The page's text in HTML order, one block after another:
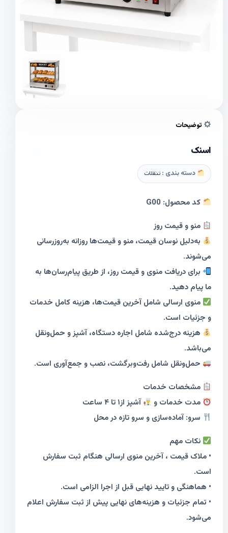
توضیحات
اسنک
دسته بندی : تنقلات
کد محصول: G00
منو و قیمت روز
به‌دلیل نوسان قیمت، منو و قیمت‌ها روزانه به‌روزرسانی
می‌شوند.
برای دریافت منوی و قیمت روز، از طریق پیام‌رسان‌ها به
ما پیام دهید.
منوی ارسالی شامل آخرین قیمت‌ها، هزینه کامل خدمات
و جزئیات است.
هزینه درج‌شده شامل اجاره دستگاه، آشپز و حمل‌ونقل
می‌باشد.
حمل‌ونقل شامل رفت‌وبرگشت، نصب و جمع‌آوری است.
مشخصات خدمات
مدت خدمات و
آشپز از۱ تا ۴ ساعت
سرو: آماده‌سازی و سرو تازه در محل
نکات مهم
• ملاک قیمت ، آخرین منوی ارسالی هنگام ثبت سفارش
است.
• هماهنگی و تایید نهایی قبل از اجرا الزامی است.
• تمام جزئیات و هزینه‌های نهایی پیش از ثبت سفارش اعلام
می‌شود.